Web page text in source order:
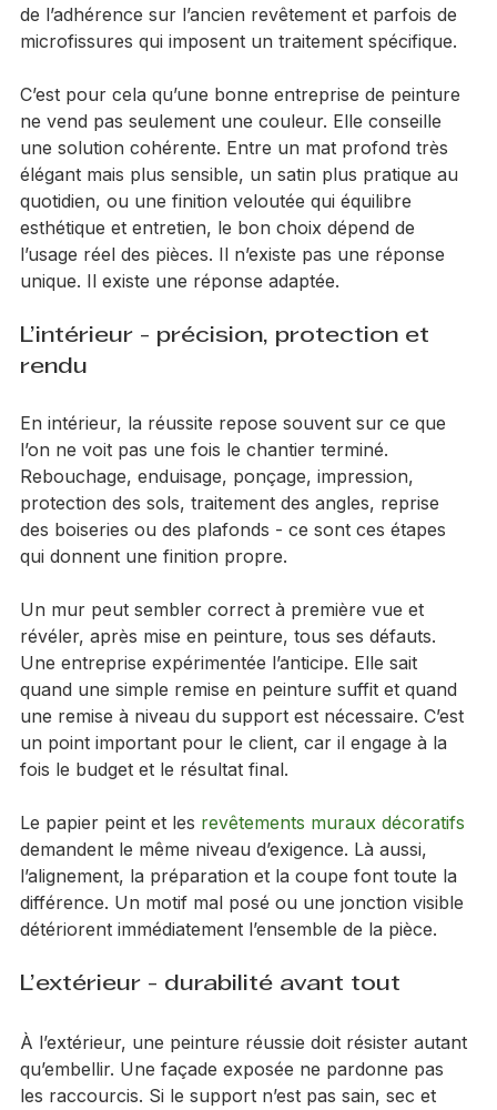
tenir compte de la pluie, des écarts de température,
de l’adhérence sur l’ancien revêtement et parfois de
C’est pour cela qu’une bonne entreprise de peinture
ne vend pas seulement une couleur. Elle conseille
une solution cohérente. Entre un mat profond très
élégant mais plus sensible, un satin plus pratique au
quotidien, ou une finition veloutée qui équilibre
esthétique et entretien, le bon choix dépend de
l’usage réel des pièces. Il n’existe pas une réponse
L’intérieur - précision, protection et
En intérieur, la réussite repose souvent sur ce que
l’on ne voit pas une fois le chantier terminé.
Rebouchage, enduisage, ponçage, impression,
protection des sols, traitement des angles, reprise
des boiseries ou des plafonds - ce sont ces étapes
Un mur peut sembler correct à première vue et
révéler, après mise en peinture, tous ses défauts.
Une entreprise expérimentée l’anticipe. Elle sait
quand une simple remise en peinture suffit et quand
une remise à niveau du support est nécessaire. C’est
un point important pour le client, car il engage à la
Le papier peint et les revêtements muraux décoratifs
demandent le même niveau d’exigence. Là aussi,
l’alignement, la préparation et la coupe font toute la
différence. Un motif mal posé ou une jonction visible
À l’extérieur, une peinture réussie doit résister autant
qu’embellir. Une façade exposée ne pardonne pas